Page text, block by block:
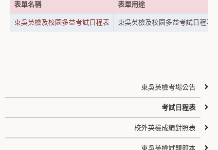
表單名稱 表單用途
東吳英檢及校園多益考試日程表 東吳英檢及校園多益考試日程表
東吳英檢考場公告
考試日程表
校外英檢成績對照表
東吳英檢試題範本